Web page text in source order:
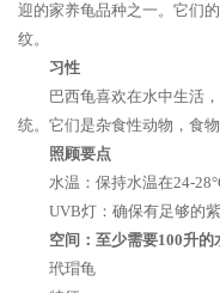
迎的家养龟品种之一。它们
纹。
习性
巴西龟喜欢在水中生活
统。它们是杂食性动物，食
照顾要点
水温：保持水温在24-
UVB灯：确保有足够的
空间：至少需要100升的
玳瑁龟